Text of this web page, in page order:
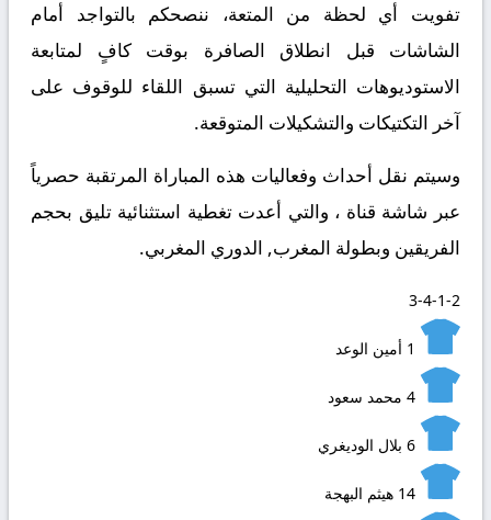
تفويت أي لحظة من المتعة، ننصحكم بالتواجد أمام
الشاشات قبل انطلاق الصافرة بوقت كافٍ لمتابعة
الاستوديوهات التحليلية التي تسبق اللقاء للوقوف على
آخر التكتيكات والتشكيلات المتوقعة.
​وسيتم نقل أحداث وفعاليات هذه المباراة المرتقبة حصرياً
عبر شاشة قناة ، والتي أعدت تغطية استثنائية تليق بحجم
الفريقين وبطولة المغرب, الدوري المغربي.
3-4-1-2
1 أمين الوعد
4 محمد سعود
6 بلال الوديغري
14 هيثم البهجة